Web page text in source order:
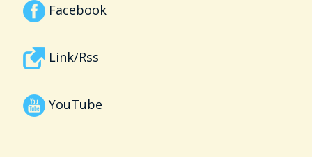
Facebook
Link/Rss
YouTube